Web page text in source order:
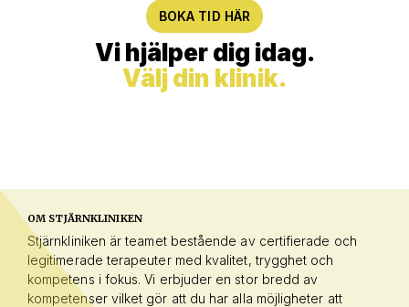
BOKA TID HÄR
Vi hjälper dig idag.
Välj din klinik.
OM STJÄRNKLINIKEN
Stjärnkliniken är teamet bestående av certifierade och
legitimerade terapeuter med kvalitet, trygghet och
kompetens i fokus. Vi erbjuder en stor bredd av
kompetenser vilket gör att du har alla möjligheter att